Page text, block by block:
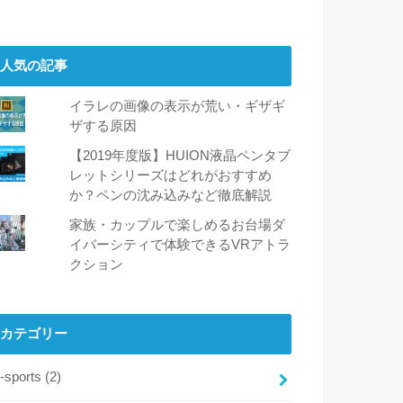
人気の記事
イラレの画像の表示が荒い・ギザギ
ザする原因
【2019年度版】HUION液晶ペンタブ
レットシリーズはどれがおすすめ
か？ペンの沈み込みなど徹底解説
家族・カップルで楽しめるお台場ダ
イバーシティで体験できるVRアトラ
クション
カテゴリー
sports (2)